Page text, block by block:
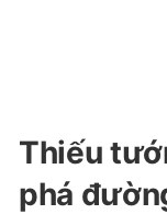
Thiếu
phá